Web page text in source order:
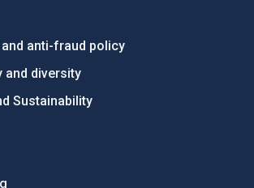
anti-fraud policy
and diversity
Sustainability